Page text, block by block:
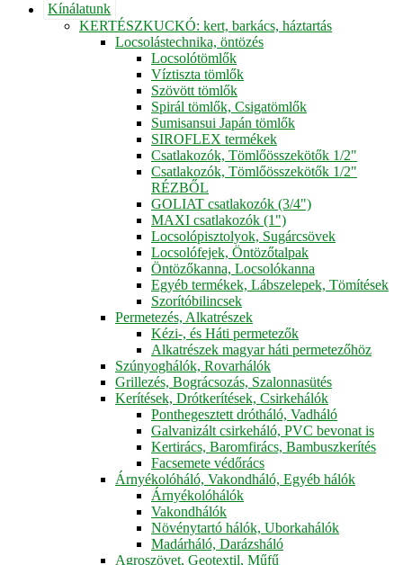
Kínálatunk
KERTÉSZKUCKÓ: kert, barkács, háztartás
Locsolástechnika, öntözés
Locsolótömlők
Víztiszta tömlők
Szövött tömlők
Spirál tömlők, Csigatömlők
Sumisansui Japán tömlők
SIROFLEX termékek
Csatlakozók, Tömlőösszekötők 1/2"
Csatlakozók, Tömlőösszekötők 1/2"
RÉZBŐL
GOLIAT csatlakozók (3/4")
MAXI csatlakozók (1")
Locsolópisztolyok, Sugárcsövek
Locsolófejek, Öntözőtalpak
Öntözőkanna, Locsolókanna
Egyéb termékek, Lábszelepek, Tömítések
Szorítóbilincsek
Permetezés, Alkatrészek
Kézi-, és Háti permetezők
Alkatrészek magyar háti permetezőhöz
Szúnyoghálók, Rovarhálók
Grillezés, Bográcsozás, Szalonnasütés
Kerítések, Drótkerítések, Csirkehálók
Ponthegesztett drótháló, Vadháló
Galvanizált csirkeháló, PVC bevonat is
Kertirács, Baromfirács, Bambuszkerítés
Facsemete védőrács
Árnyékolóháló, Vakondháló, Egyéb hálók
Árnyékolóhálók
Vakondhálók
Növénytartó hálók, Uborkahálók
Madárháló, Darázsháló
Agroszövet, Geotextil, Műfű